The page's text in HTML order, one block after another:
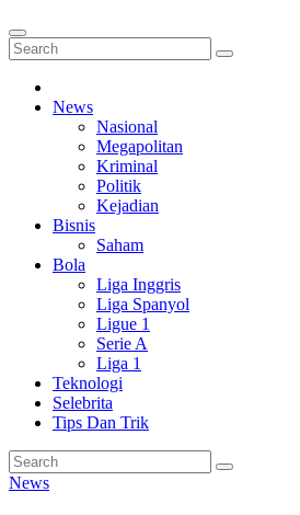
News
Nasional
Megapolitan
Kriminal
Politik
Kejadian
Bisnis
Saham
Bola
Liga Inggris
Liga Spanyol
Ligue 1
Serie A
Liga 1
Teknologi
Selebrita
Tips Dan Trik
News